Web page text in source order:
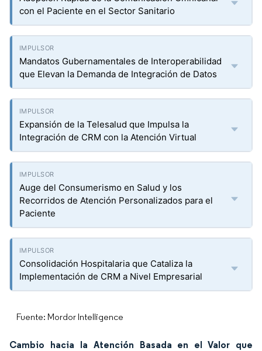
con el Paciente en el Sector Sanitario
Mandatos Gubernamentales de Interoperabilidad
que Elevan la Demanda de Integración de Datos
Expansión de la Telesalud que Impulsa la
Integración de CRM con la Atención Virtual
Auge del Consumerismo en Salud y los
Recorridos de Atención Personalizados para el
Paciente
Consolidación Hospitalaria que Cataliza la
Implementación de CRM a Nivel Empresarial
Fuente: Mordor Intelligence
Cambio hacia la Atención Basada en el Valor que